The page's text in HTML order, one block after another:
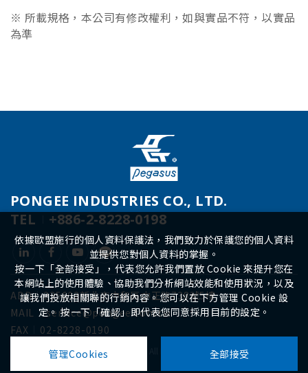
※ 所載規格，本公司有修改權利，如與實品不符，以實品
為準
PONGEE INDUSTRIES CO., LTD.
TEL
+886-2-8228-0198
ADD
235603新北市中和區中正路738號5樓
MAIL
service@pongee.com.tw
FAX
02-8228-0190
Copyright ©2026 鵬驥實業有限公司 All Rights Reserved. Design
依據歐盟施行的個人資料保護法，我們致力於保護您的個人資料
並提供您對個人資料的掌握。
按一下「全部接受」，代表您允許我們置放 Cookie 來提升您在
本網站上的使用體驗、協助我們分析網站效能和使用狀況，以及
讓我們投放相關聯的行銷內容。您可以在下方管理 Cookie 設
定。 按一下「確認」即代表您同意採用目前的設定。
管理Cookies 全部接受